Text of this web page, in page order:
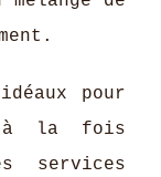
pour
à la fois
services